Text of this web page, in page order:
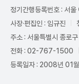
정기간행등록번호 : 서
사장·편집인 : 임규진
주소 : 서울특별시 종로
전화 : 02-767-1500
등록일자 : 2008년 01